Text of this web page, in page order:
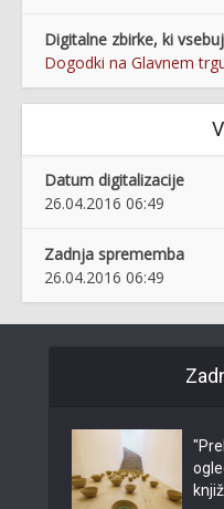
Digitalne zbirke, ki
Dogodki na Glavnem
Datum digitalizacije
26.04.2016 06:49
Zadnja sprememba
26.04.2016 06:49